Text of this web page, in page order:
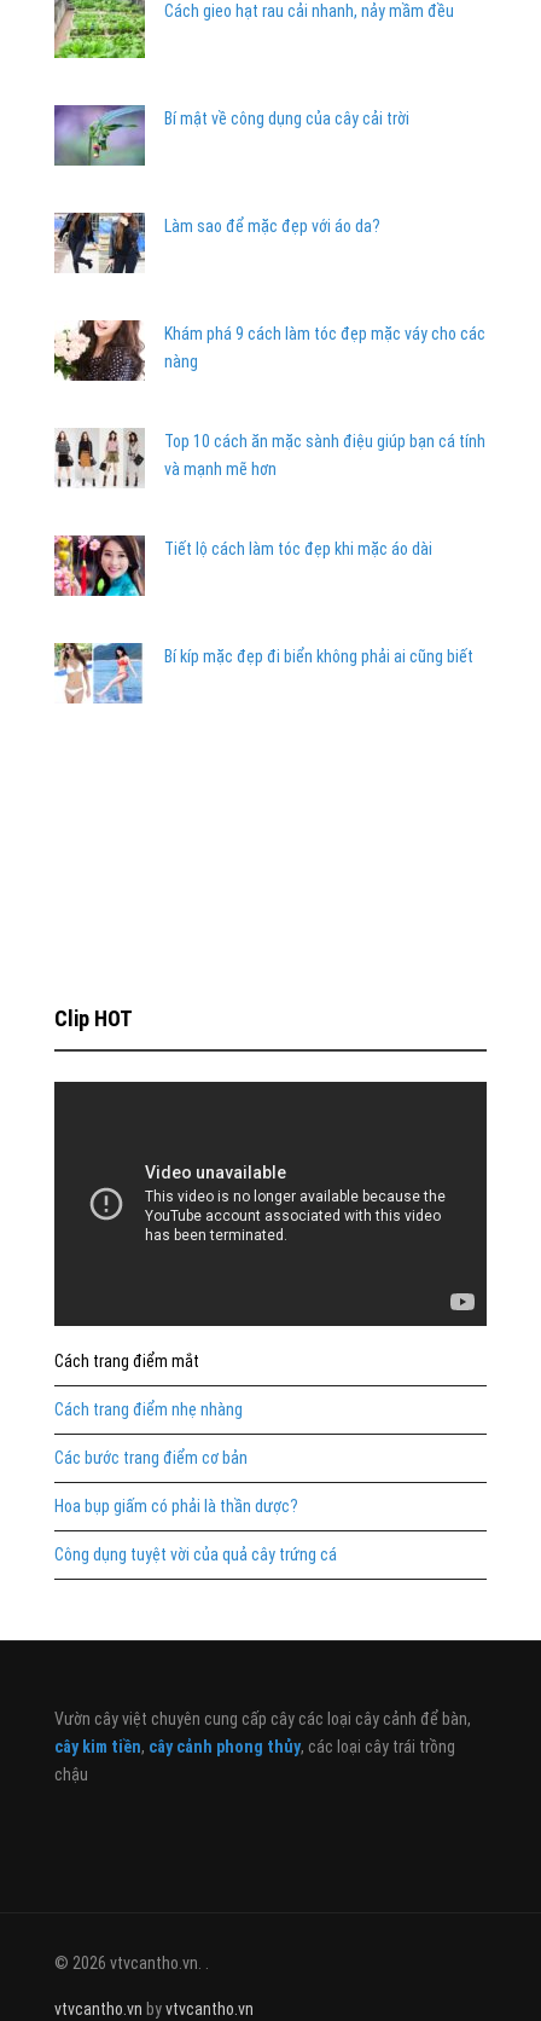
Cách gieo hạt rau cải nhanh, nảy mầm đều
Bí mật về công dụng của cây cải trời
Làm sao để mặc đẹp với áo da?
Khám phá 9 cách làm tóc đẹp mặc váy cho các
nàng
Top 10 cách ăn mặc sành điệu giúp bạn cá tính
và mạnh mẽ hơn
Tiết lộ cách làm tóc đẹp khi mặc áo dài
Bí kíp mặc đẹp đi biển không phải ai cũng biết
Clip HOT
Cách trang điểm mắt
Cách trang điểm nhẹ nhàng
Các bước trang điểm cơ bản
Hoa bụp giấm có phải là thần dược?
Công dụng tuyệt vời của quả cây trứng cá
Vườn cây việt chuyên cung cấp cây các loại cây cảnh để bàn,
cây kim tiền, cây cảnh phong thủy, các loại cây trái trồng
chậu
© 2026 vtvcantho.vn. .
vtvcantho.vn byvtvcantho.vn